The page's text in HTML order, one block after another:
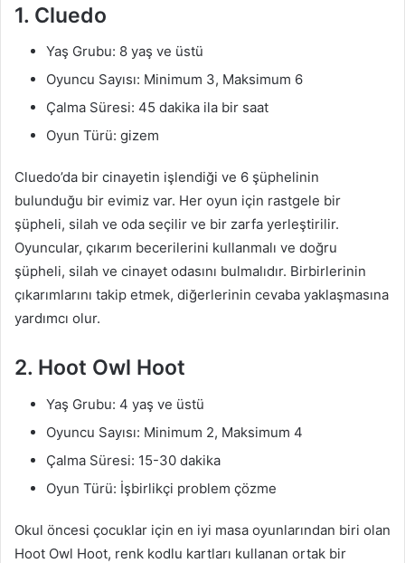
1. Cluedo
Yaş Grubu: 8 yaş ve üstü
Oyuncu Sayısı: Minimum 3, Maksimum 6
Çalma Süresi: 45 dakika ila bir saat
Oyun Türü: gizem
Cluedo’da bir cinayetin işlendiği ve 6 şüphelinin
bulunduğu bir evimiz var. Her oyun için rastgele bir
şüpheli, silah ve oda seçilir ve bir zarfa yerleştirilir.
Oyuncular, çıkarım becerilerini kullanmalı ve doğru
şüpheli, silah ve cinayet odasını bulmalıdır. Birbirlerinin
çıkarımlarını takip etmek, diğerlerinin cevaba yaklaşmasına
yardımcı olur.
2. Hoot Owl Hoot
Yaş Grubu: 4 yaş ve üstü
Oyuncu Sayısı: Minimum 2, Maksimum 4
Çalma Süresi: 15-30 dakika
Oyun Türü: İşbirlikçi problem çözme
Okul öncesi çocuklar için en iyi masa oyunlarından biri olan
Hoot Owl Hoot, renk kodlu kartları kullanan ortak bir